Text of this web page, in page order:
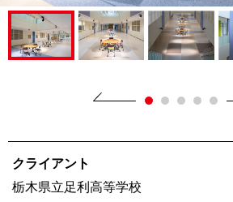
クライアント
栃木県立足利高等学校